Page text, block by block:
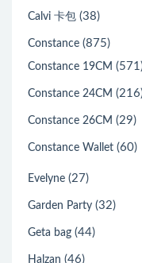
Calvi 卡包 (38)
Constance (875)
Constance 19CM
Constance 24CM
Constance 26CM (29)
Constance Wallet (60)
Evelyne (27)
Garden Party (32)
Geta bag (44)
Halzan (46)